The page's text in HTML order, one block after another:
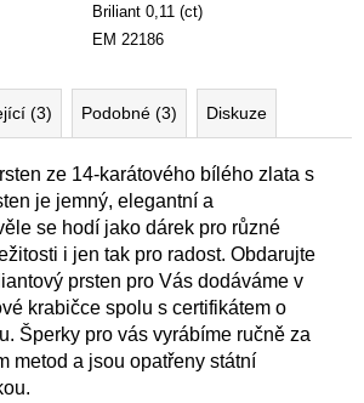
Briliant 0,11 (ct)
EM 22186
(3) Podobné (3) Diskuze
ze 14-karátového bílého zlata s
je jemný, elegantní a
se hodí jako dárek pro různé
i jen tak pro radost. Obdarujte
prsten pro Vás dodáváme v
krabičce spolu s certifikátem o
Šperky pro vás vyrábíme ručně za
metod a jsou opatřeny státní